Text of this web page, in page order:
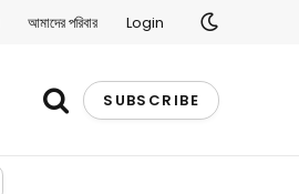
আমাদের পরিবার Login
SUBSCRIBE